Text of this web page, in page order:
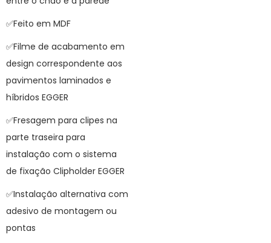
✅Feito em MDF
✅Filme de acabamento em
design correspondente aos
pavimentos laminados e
híbridos EGGER
✅Fresagem para clipes na
parte traseira para
instalação com o sistema
de fixação Clipholder EGGER
✅Instalação alternativa com
adesivo de montagem ou
pontas